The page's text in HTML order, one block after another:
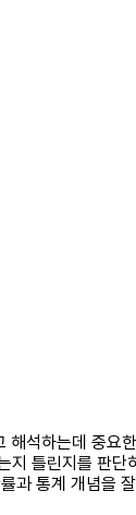
석하는데 중
틀린지를 판
과 통계 개념을